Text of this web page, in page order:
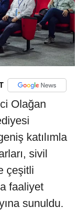
Olağan
katılımla
sivil
çeşitli
faaliyet
sunuldu.